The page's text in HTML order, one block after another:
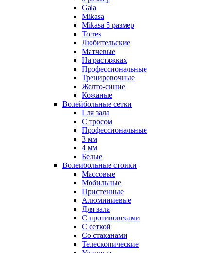
Gala
Mikasa
Mikasa 5 размер
Torres
Любительские
Матчевые
На растяжках
Профессиональные
Тренировочные
Желто-синие
Кожаные
Волейбольные сетки
Lля зала
C тросом
Профессиональные
3 мм
4 мм
Белые
Волейбольные стойки
Массовые
Мобильные
Пристенные
Алюминиевые
Для зала
С противовесами
С сеткой
Со стаканами
Телескопические